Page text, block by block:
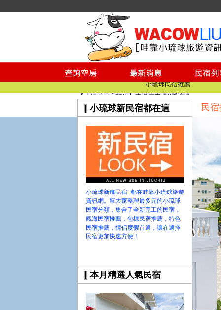
小琉球民宿空房
小琉球民宿
小琉球民宿推薦
【小琉球民宿特約】東港停車場!!看這邊
小琉球民宿 最完整的旅遊資訊都在這
【哇靠小琉球】新版官網熱情開站
【哇靠小琉球粉絲團】即時動態!!
小琉球民宿空房
小琉球民宿
小琉球民宿推薦
【小琉球民宿特約】東港停車場!!看這邊
小琉球民宿 最完整的旅遊資訊都在這
【哇靠小琉球】新版官網熱情開站
【哇靠小琉球粉絲團】即時動態!!
小琉球新民宿都在這
小琉球新進民宿- 都在哇靠小琉球旅遊
資訊網。幫大家整理最多元的小琉球
民宿分類，集合了全新完工的民宿，
觀海民宿推薦，包棟民宿推薦，特色
民宿推薦，情侶度假首選，讓在選擇
民宿更加快速方便！
本月精選人氣民宿
民